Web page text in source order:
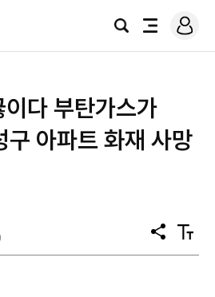
검
전
로
그
다 부탄가스가
아파트 화재 사망
공
유
텍
스